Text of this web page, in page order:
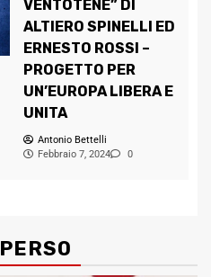
VENTOTENE” DI
ALTIERO SPINELLI ED
ERNESTO ROSSI –
PROGETTO PER
UN’EUROPA LIBERA E
UNITA
Antonio Bettelli
Febbraio 7, 2024
0